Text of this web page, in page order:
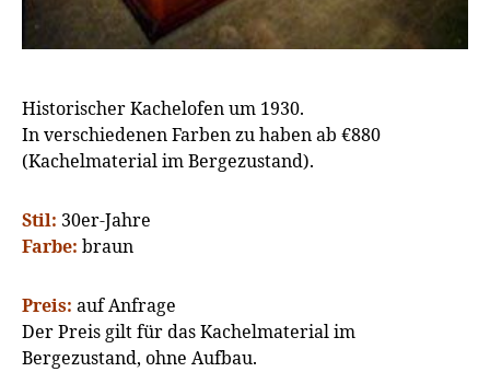
Historischer Kachelofen um 1930.
In verschiedenen Farben zu haben ab €880
(Kachelmaterial im Bergezustand).
Stil: 30er-Jahre
Farbe: braun
Preis: auf Anfrage
Der Preis gilt für das Kachelmaterial im
Bergezustand, ohne Aufbau.